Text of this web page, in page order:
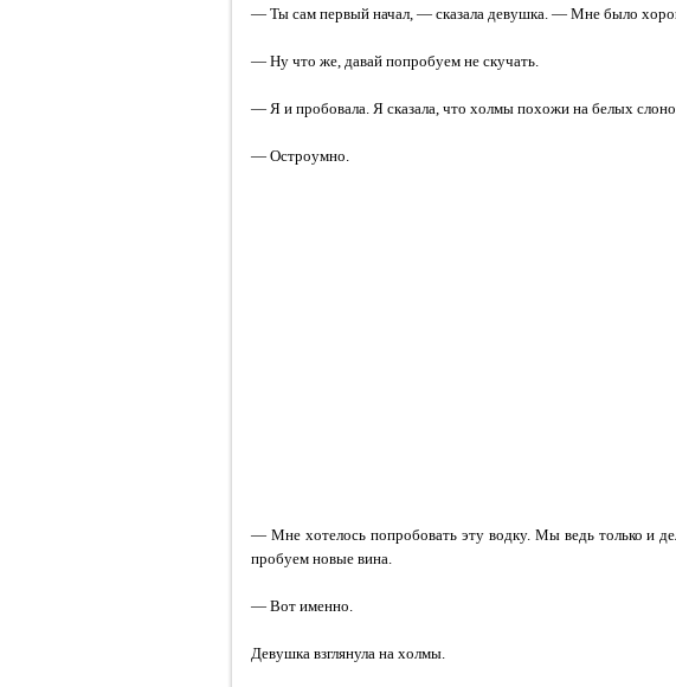
— Ты сам первый начал, — сказала девушка. — Мне было
— Ну что же, давай попробуем не скучать.
— Я и пробовала. Я сказала, что холмы похожи на белых
— Остроумно.
— Мне хотелось попробовать эту водку. Мы ведь только и
пробуем новые вина.
— Вот именно.
Девушка взглянула на холмы.